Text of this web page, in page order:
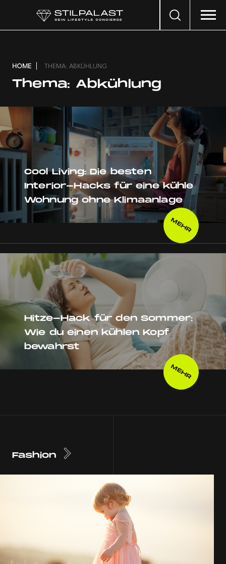
Search
HOME THEMA: ABKÜHLUNG
Thema: Abkühlung
Cool Living: Die besten
Interior-Hacks für eine kühle
Wohnung ohne Klimaanlage
MEHR
Hitze-Hack für den Sommer:
Wie du einen kühlen Kopf
bewahrst
MEHR
Fashion